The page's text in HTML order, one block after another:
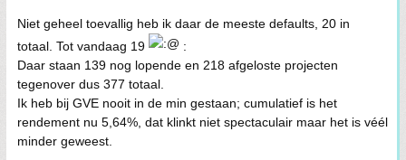
Niet geheel toevallig heb ik daar de meeste defaults, 20 in
totaal. Tot vandaag 19
:
Daar staan 139 nog lopende en 218 afgeloste projecten
tegenover dus 377 totaal.
Ik heb bij GVE nooit in de min gestaan; cumulatief is het
rendement nu 5,64%, dat klinkt niet spectaculair maar het is véél
minder geweest.